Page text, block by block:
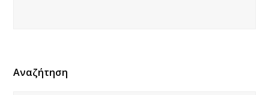
Αναζήτηση